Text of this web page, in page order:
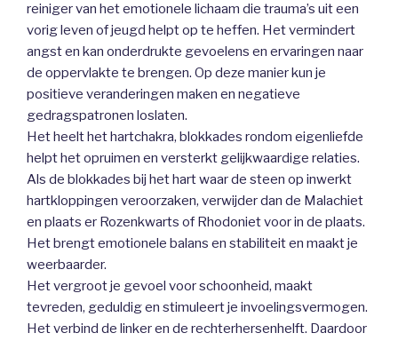
reiniger van het emotionele lichaam die trauma’s uit een
vorig leven of jeugd helpt op te heffen. Het vermindert
angst en kan onderdrukte gevoelens en ervaringen naar
de oppervlakte te brengen. Op deze manier kun je
positieve veranderingen maken en negatieve
gedragspatronen loslaten.
Het heelt het hartchakra, blokkades rondom eigenliefde
helpt het opruimen en versterkt gelijkwaardige relaties.
Als de blokkades bij het hart waar de steen op inwerkt
hartkloppingen veroorzaken, verwijder dan de Malachiet
en plaats er Rozenkwarts of Rhodoniet voor in de plaats.
Het brengt emotionele balans en stabiliteit en maakt je
weerbaarder.
Het vergroot je gevoel voor schoonheid, maakt
tevreden, geduldig en stimuleert je invoelingsvermogen.
Het verbind de linker en de rechterhersenhelft. Daardoor